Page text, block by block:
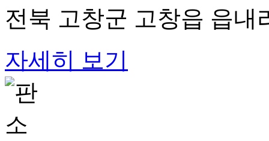
전북 고창군 고창읍 읍내
자세히 보기